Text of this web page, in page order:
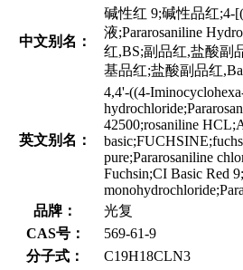
中文别名：
碱性红 9;碱性品红;4-
液;Pararosaniline
红,BS;副品红,盐酸副
基品红;盐酸副品红
英文别名：
4,4'-((4-
42500;rosaniline
pure;Pararosaniline
Fuchsin;CI Basic Red
品牌：
光复
CAS号：
569-61-9
分子式：
C19H18CLN3